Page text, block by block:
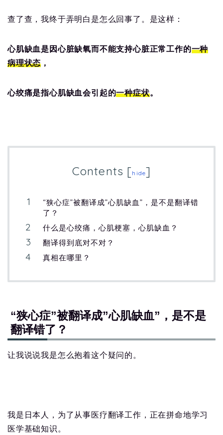
查了查，我终于弄明白是怎么回事了。是这样：
心肌缺血是因心脏缺氧而不能支持心脏正常工作的一种
病理状态 ，
心绞痛是指心肌缺血会引起的一种症状。
Contents [hide]
“狭心症”被翻译成”心肌缺血”，是不是翻译错
了？
什么是心绞痛，心肌梗塞，心肌缺血？
翻译得到底对不对？
真相在哪里？
“狭心症”被翻译成”心肌缺血”，是不是
翻译错了？
让我说说我是怎么抱着这个疑问的。
我是日本人，为了从事医疗翻译工作，正在拼命地学习
医学基础知识。